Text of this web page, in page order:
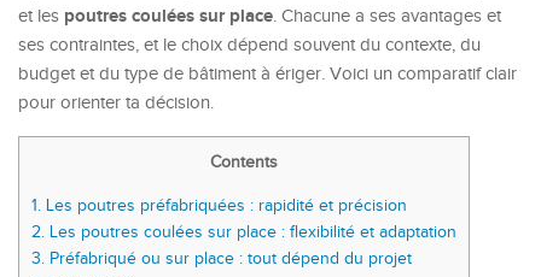
et les poutres coulées sur place. Chacune a ses avantages et
ses contraintes, et le choix dépend souvent du contexte, du
budget et du type de bâtiment à ériger. Voici un comparatif clair
pour orienter ta décision.
Contents
1. Les poutres préfabriquées : rapidité et précision
2. Les poutres coulées sur place : flexibilité et adaptation
3. Préfabriqué ou sur place : tout dépend du projet